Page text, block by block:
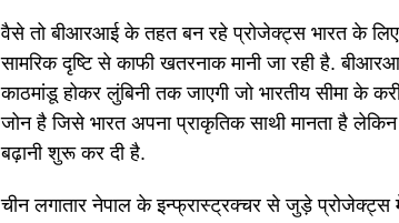
वैसे तो बीआरआई के तहत बन रहे प्रोजेक्ट्स भारत के
सामरिक दृष्टि से काफी खतरनाक मानी जा रही है.
काठमांडू होकर लुंबिनी तक जाएगी जो भारतीय सीमा के
जोन है जिसे भारत अपना प्राकृतिक साथी मानता है
बढ़ानी शुरू कर दी है.
चीन लगातार नेपाल के इन्फ्रास्ट्रक्चर से जुड़े